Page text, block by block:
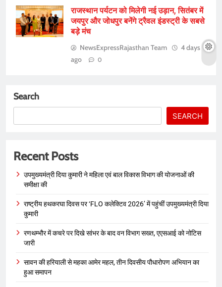
राजस्थान पर्यटन को मिलेगी नई उड़ान, सितंबर में
जयपुर और जोधपुर बनेंगे ट्रैवल इंडस्ट्री के सबसे
बड़े मंच
NewsExpressRajasthan Team
4 days
ago
0
Search
SEARCH
Recent Posts
उपमुख्यमंत्री दिया कुमारी ने महिला एवं बाल विकास विभाग की योजनाओं की
समीक्षा की
राष्ट्रीय हथकरघा दिवस पर ‘FLO कलेक्टिव 2026’ में पहुंचीं उपमुख्यमंत्री दिया
कुमारी
रणथम्भौर में कचरे पर दिखे सांभर के बाद वन विभाग सख्त, एएसआई को नोटिस
जारी
सावन की हरियाली से महका आमेर महल, तीन दिवसीय पौधारोपण अभियान का
हुआ समापन